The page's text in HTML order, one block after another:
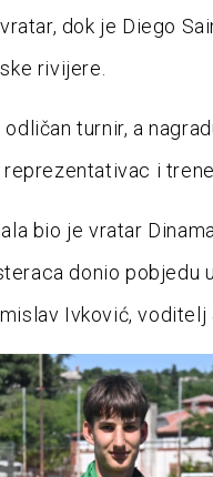
dok je Diego
rivijere.
turnir, a
i
bio je vratar
donio pobjedu
Ivković, voditelj